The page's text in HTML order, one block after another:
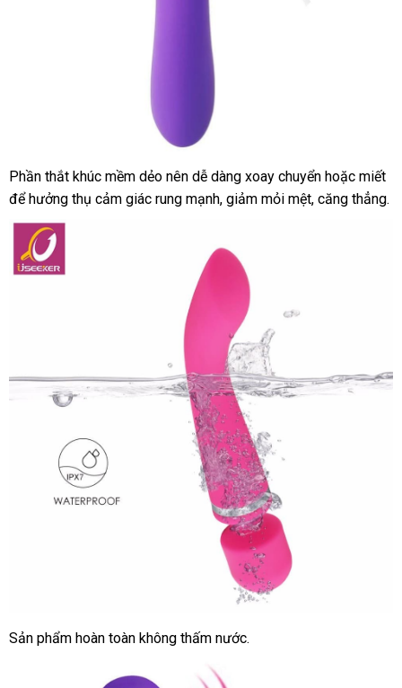
Phần thắt khúc mềm dẻo nên dễ dàng xoay chuyển ăn
trộm
hoặc miết
để hưởng thụ cảm giác rung mạnhtại
, giảm mỏi mệttrung
, căng thẳng.
Sản phẩm hoàn toàn không thấm nước.